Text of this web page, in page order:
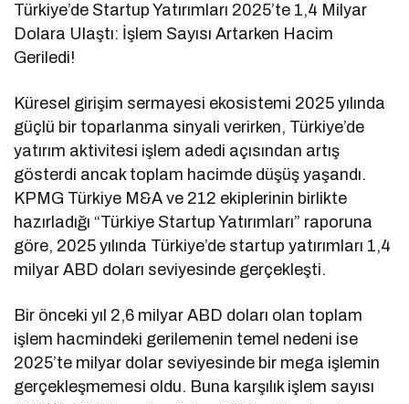
Türkiye’de Startup Yatırımları 2025’te 1,4 Milyar
Dolara Ulaştı: İşlem Sayısı Artarken Hacim
Geriledi!
Küresel girişim sermayesi ekosistemi 2025 yılında
güçlü bir toparlanma sinyali verirken, Türkiye’de
yatırım aktivitesi işlem adedi açısından artış
gösterdi ancak toplam hacimde düşüş yaşandı.
KPMG Türkiye M&A ve 212 ekiplerinin birlikte
hazırladığı “Türkiye Startup Yatırımları” raporuna
göre, 2025 yılında Türkiye’de startup yatırımları 1,4
milyar ABD doları seviyesinde gerçekleşti.
Bir önceki yıl 2,6 milyar ABD doları olan toplam
işlem hacmindeki gerilemenin temel nedeni ise
2025’te milyar dolar seviyesinde bir mega işlemin
gerçekleşmemesi oldu. Buna karşılık işlem sayısı